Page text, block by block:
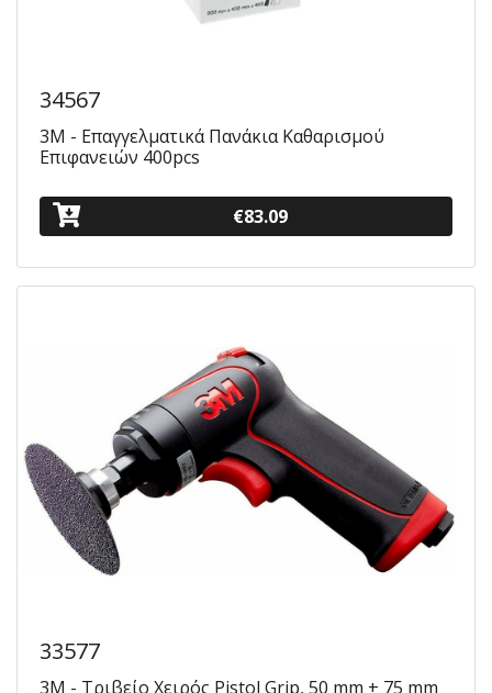
34567
3M - Επαγγελματικά Πανάκια Καθαρισμού
Επιφανειών 400pcs
€83.09
33577
3M - Τριβείο Χειρός Pistol Grip, 50 mm + 75 mm